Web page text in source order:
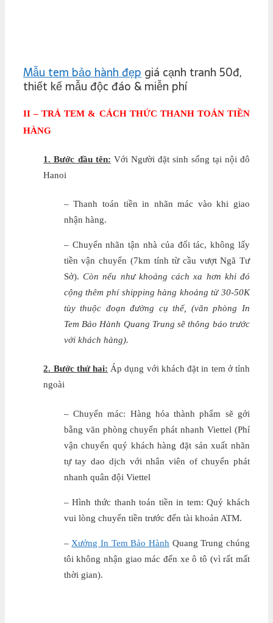
Mẫu tem bảo hành đẹp giá cạnh tranh 50đ,
thiết kế mẫu độc đáo & miễn phí
II – TRẢ TEM & CÁCH THỨC THANH TOÁN TIỀN
HÀNG
1. Bước đầu tên: Với Người đặt sinh sống tại nội đô
Hanoi
– Thanh toán tiền in nhãn mác vào khi giao
nhận hàng.
– Chuyển nhãn tận nhà của đối tác, không lấy
tiền vận chuyển (7km tính từ cầu vượt Ngã Tư
Sở).Còn nếu như khoảng cách xa hơn khi đó
cộng thêm phí shipping hàng khoảng từ 30-50K
tùy thuộc đoạn đường cụ thể, (văn phòng In
Tem Bảo Hành Quang Trung sẽ thông báo trước
với khách hàng).
2. Bước thứ hai: Áp dụng với khách đặt in tem ở tỉnh
ngoài
– Chuyển mác: Hàng hóa thành phẩm sẽ gởi
bằng văn phòng chuyển phát nhanh Viettel (Phí
vận chuyển quý khách hàng đặt sản xuất nhãn
tự tay dao dịch với nhân viên of chuyển phát
nhanh quân đội Viettel
– Hình thức thanh toán tiền in tem: Quý khách
vui lòng chuyển tiền trước đến tài khoản ATM.
– Xưởng In Tem Bảo Hành Quang Trung chúng
tôi không nhận giao mác đến xe ô tô (vì rất mất
thời gian).